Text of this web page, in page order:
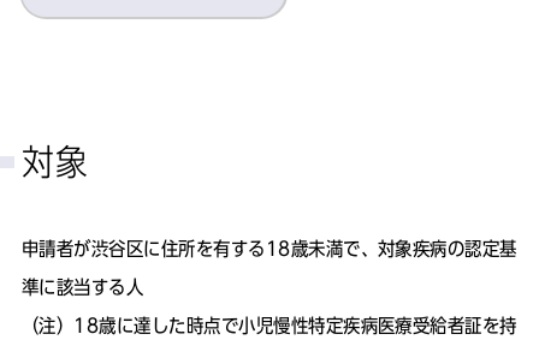
対象
申請者が渋谷区に住所を有する18歳未満で、対象疾病の認定基
準に該当する人
（注）
18歳に達した時点で小児慢性特定疾病医療受給者証を持